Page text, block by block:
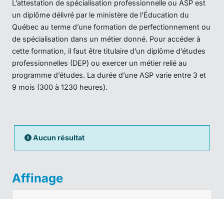
L’attestation de spécialisation professionnelle ou ASP est
un diplôme délivré par le ministère de l’Éducation du
Québec au terme d’une formation de perfectionnement ou
de spécialisation dans un métier donné. Pour accéder à
cette formation, il faut être titulaire d’un diplôme d’études
professionnelles (DEP) ou exercer un métier relié au
programme d’études. La durée d’une ASP varie entre 3 et
9 mois (300 à 1230 heures).
Aucun résultat
Affinage